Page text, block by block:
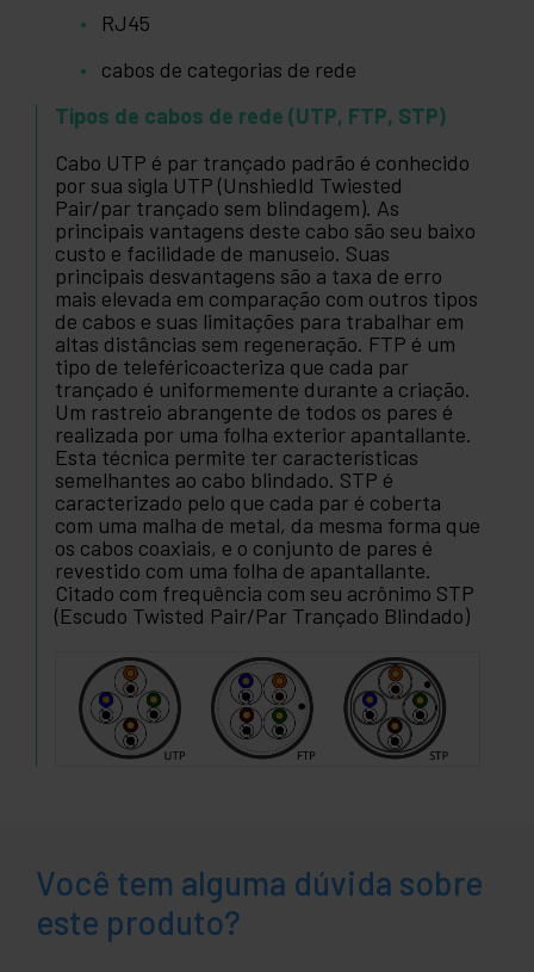
RJ45
cabos de categorias de rede
Tipos de cabos de rede (UTP, FTP, STP)
Cabo UTP é par trançado padrão é conhecido
por sua sigla UTP (Unshiedld Twiested
Pair/par trançado sem blindagem). As
principais vantagens deste cabo são seu baixo
custo e facilidade de manuseio. Suas
principais desvantagens são a taxa de erro
mais elevada em comparação com outros tipos
de cabos e suas limitações para trabalhar em
altas distâncias sem regeneração. FTP é um
tipo de teleféricoacteriza que cada par
trançado é uniformemente durante a criação.
Um rastreio abrangente de todos os pares é
realizada por uma folha exterior apantallante.
Esta técnica permite ter características
semelhantes ao cabo blindado. STP é
caracterizado pelo que cada par é coberta
com uma malha de metal, da mesma forma que
os cabos coaxiais, e o conjunto de pares é
revestido com uma folha de apantallante.
Citado com frequência com seu acrônimo STP
(Escudo Twisted Pair/Par Trançado Blindado)
Você tem alguma dúvida sobre
este produto?